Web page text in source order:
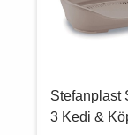
Stefanplast
3 Kedi &